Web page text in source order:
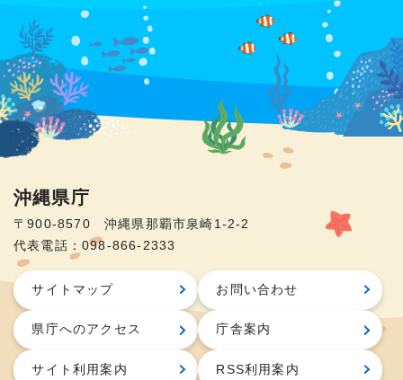
沖縄県庁
〒900-8570 沖縄県那覇市泉崎1-2-2
代表電話：098-866-2333
サイトマップ お問い合わせ
県庁へのアクセス 庁舎案内
サイト利用案内 RSS利用案内